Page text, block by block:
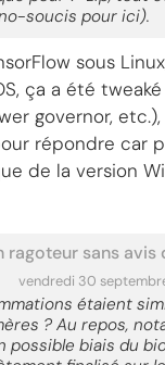
soucis pour ici).
sous
ça a été
governor,
répondre car
de la version
ragoteur sans avis
vendredi 30
étaient
? Au repos,
possible biais du